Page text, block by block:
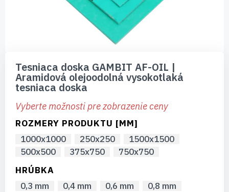
začiatok
galérie
obrázkov
Tesniaca doska GAMBIT AF-OIL |
Aramidová olejoodolná vysokotlaká
tesniaca doska
Vyberte možnosti pre zobrazenie ceny
ROZMERY PRODUKTU [MM]
1000x1000
250x250
1500x1500
500x500
375x750
750x750
HRÚBKA
0,3 mm
0,4 mm 0,6 mm
0,8 mm